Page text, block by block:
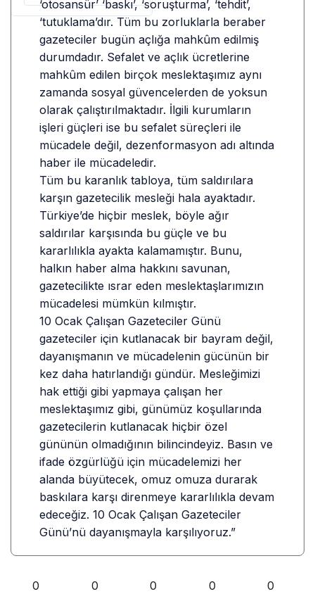
‘otosansür’ ‘baskı’, ‘soruşturma’, ‘tehdit’,
‘tutuklama’dır. Tüm bu zorluklarla beraber
gazeteciler bugün açlığa mahkûm edilmiş
durumdadır. Sefalet ve açlık ücretlerine
mahkûm edilen birçok meslektaşımız aynı
zamanda sosyal güvencelerden de yoksun
olarak çalıştırılmaktadır. İlgili kurumların
işleri güçleri ise bu sefalet süreçleri ile
mücadele değil, dezenformasyon adı altında
haber ile mücadeledir.
Tüm bu karanlık tabloya, tüm saldırılara
karşın gazetecilik mesleği hala ayaktadır.
Türkiye’de hiçbir meslek, böyle ağır
saldırılar karşısında bu güçle ve bu
kararlılıkla ayakta kalamamıştır. Bunu,
halkın haber alma hakkını savunan,
gazetecilikte ısrar eden meslektaşlarımızın
mücadelesi mümkün kılmıştır.
10 Ocak Çalışan Gazeteciler Günü
gazeteciler için kutlanacak bir bayram değil,
dayanışmanın ve mücadelenin gücünün bir
kez daha hatırlandığı gündür. Mesleğimizi
hak ettiği gibi yapmaya çalışan her
meslektaşımız gibi, günümüz koşullarında
gazetecilerin kutlanacak hiçbir özel
gününün olmadığının bilincindeyiz. Basın ve
ifade özgürlüğü için mücadelemizi her
alanda büyütecek, omuz omuza durarak
baskılara karşı direnmeye kararlılıkla devam
edeceğiz. 10 Ocak Çalışan Gazeteciler
Günü’nü dayanışmayla karşılıyoruz.”
0 0 0 0 0